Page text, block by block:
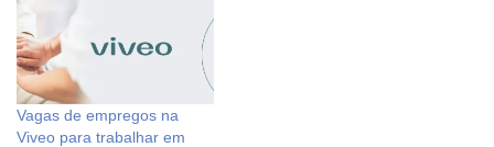
Vagas de empregos na
Viveo para trabalhar em